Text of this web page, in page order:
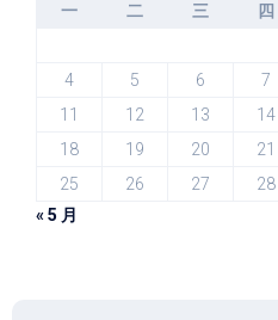
一
二 三 四
4
5 6 7
11
12 13 14
18
19 20 21
25
26 27 28
« 5 月